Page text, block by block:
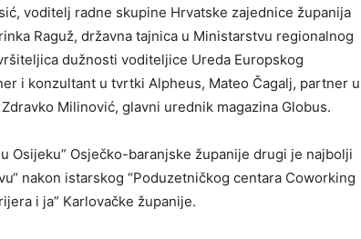
voditelj radne skupine Hrvatske zajednice županija
Raguž, državna tajnica u Ministarstvu regionalnog
dužnosti voditeljice Ureda Europskog
i konzultant u tvrtki Alpheus, Mateo Čagalj, partner u
Milinović, glavni urednik magazina Globus.
Osijeku” Osječko-baranjske županije drugi je najbolji
nakon istarskog “Poduzetničkog centara Coworking
i ja” Karlovačke županije.